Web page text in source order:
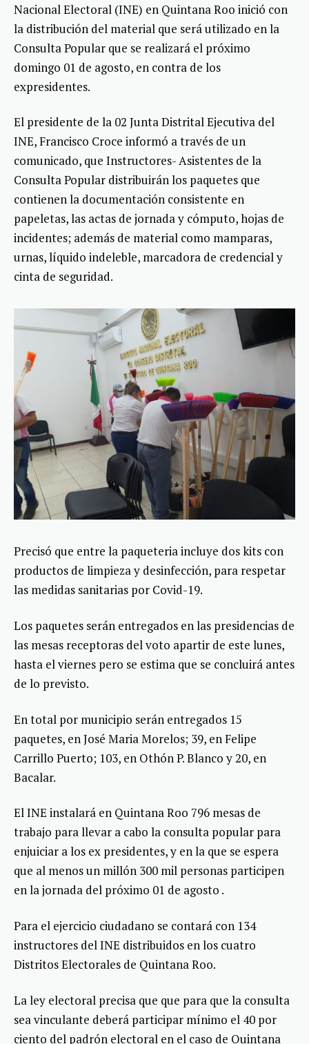
Nacional Electoral (INE) en Quintana Roo inició con
la distribución del material que será utilizado en la
Consulta Popular que se realizará el próximo
domingo 01 de agosto, en contra de los
expresidentes.
El presidente de la 02 Junta Distrital Ejecutiva del
INE, Francisco Croce informó a través de un
comunicado, que Instructores- Asistentes de la
Consulta Popular distribuirán los paquetes que
contienen la documentación consistente en
papeletas, las actas de jornada y cómputo, hojas de
incidentes; además de material como mamparas,
urnas, líquido indeleble, marcadora de credencial y
cinta de seguridad.
Precisó que entre la paqueteria incluye dos kits con
productos de limpieza y desinfección, para respetar
las medidas sanitarias por Covid-19.
Los paquetes serán entregados en las presidencias de
las mesas receptoras del voto apartir de este lunes,
hasta el viernes pero se estima que se concluirá antes
de lo previsto.
En total por municipio serán entregados 15
paquetes, en José Maria Morelos; 39, en Felipe
Carrillo Puerto; 103, en Othón P. Blanco y 20, en
Bacalar.
El INE instalará en Quintana Roo 796 mesas de
trabajo para llevar a cabo la consulta popular para
enjuiciar a los ex presidentes, y en la que se espera
que al menos un millón 300 mil personas participen
en la jornada del próximo 01 de agosto .
Para el ejercicio ciudadano se contará con 134
instructores del INE distribuidos en los cuatro
Distritos Electorales de Quintana Roo.
La ley electoral precisa que que para que la consulta
sea vinculante deberá participar mínimo el 40 por
ciento del padrón electoral en el caso de Quintana